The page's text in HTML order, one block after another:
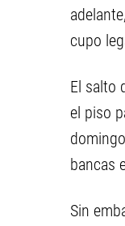
cupo
El salto
el piso
bancas
Sin